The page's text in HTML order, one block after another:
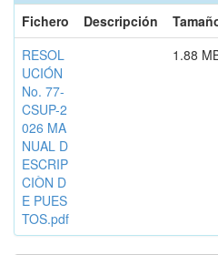
Fichero
Descripción
RESOL
UCIÓN
No. 77-
CSUP-2
026 MA
NUAL D
ESCRIP
CIÒN D
E PUES
TOS.pdf
1.88